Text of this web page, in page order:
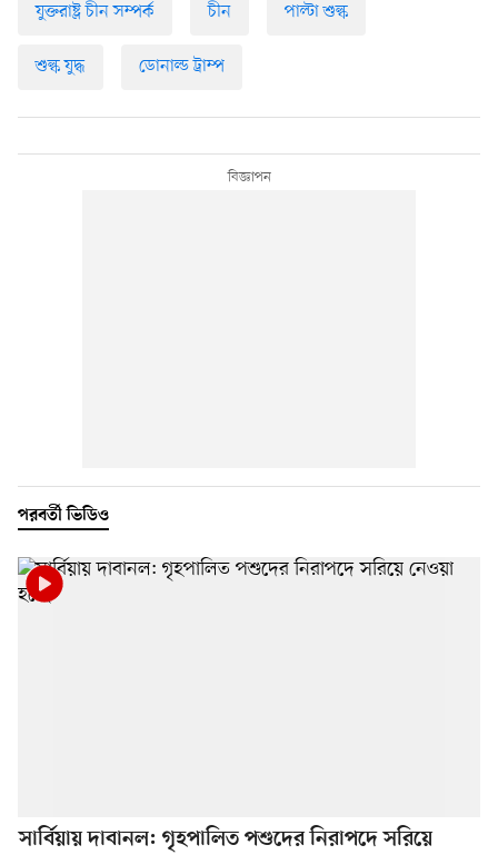
যুক্তরাষ্ট্র চীন সম্পর্ক চীন পাল্টা শুল্ক
শুল্ক যুদ্ধ ডোনাল্ড ট্রাম্প
পরবর্তী ভিডিও
সার্বিয়ায় দাবানল: গৃহপালিত পশুদের নিরাপদে সরিয়ে